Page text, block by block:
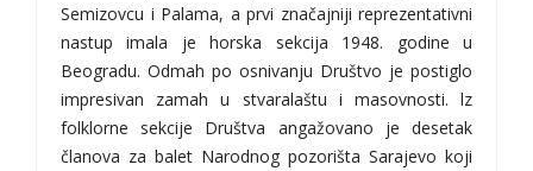
Semizovcu i Palama, a prvi značajniji reprezentativni
nastup imala je horska sekcija 1948. godine u
Beogradu. Odmah po osnivanju Društvo je postiglo
impresivan zamah u stvaralaštu i masovnosti. lz
folklorne sekcije Društva angažovano je desetak
članova za balet Narodnog pozorišta Sarajevo koji